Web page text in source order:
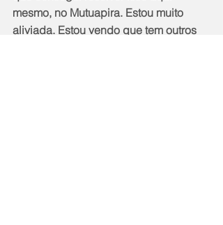
mesmo, no Mutuapira. Estou muito
aliviada. Estou vendo que tem outros